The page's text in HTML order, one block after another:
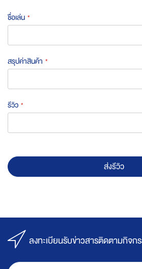
ชื่อเล่น
สรุปค่าสินค้า
รีวิว
ส่งรีวิว
ลงทะเบียนรับข่าวสารติดตามกิจก